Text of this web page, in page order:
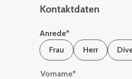
Kontaktdaten
Anrede*
Frau
Herr
Vorname*